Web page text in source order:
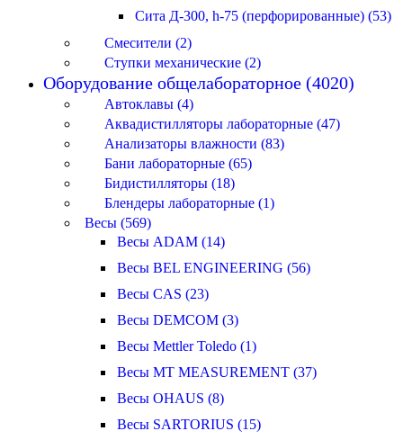
Сита Д-300, h-75 (перфорированные) (53)
Смесители (2)
Ступки механические (2)
Оборудование общелабораторное (4020)
Автоклавы (4)
Аквадистилляторы лабораторные (47)
Анализаторы влажности (83)
Бани лабораторные (65)
Бидистилляторы (18)
Блендеры лабораторные (1)
Весы (569)
Весы ADAM (14)
Весы BEL ENGINEERING (56)
Весы CAS (23)
Весы DEMCOM (3)
Весы Mettler Toledo (1)
Весы MT MEASUREMENT (37)
Весы OHAUS (8)
Весы SARTORIUS (15)